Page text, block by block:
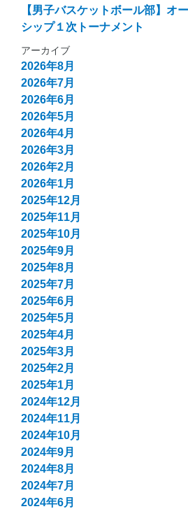
【男子バスケットボール部】オ
シップ１次トーナメント
アーカイブ
2026年8月
2026年7月
2026年6月
2026年5月
2026年4月
2026年3月
2026年2月
2026年1月
2025年12月
2025年11月
2025年10月
2025年9月
2025年8月
2025年7月
2025年6月
2025年5月
2025年4月
2025年3月
2025年2月
2025年1月
2024年12月
2024年11月
2024年10月
2024年9月
2024年8月
2024年7月
2024年6月